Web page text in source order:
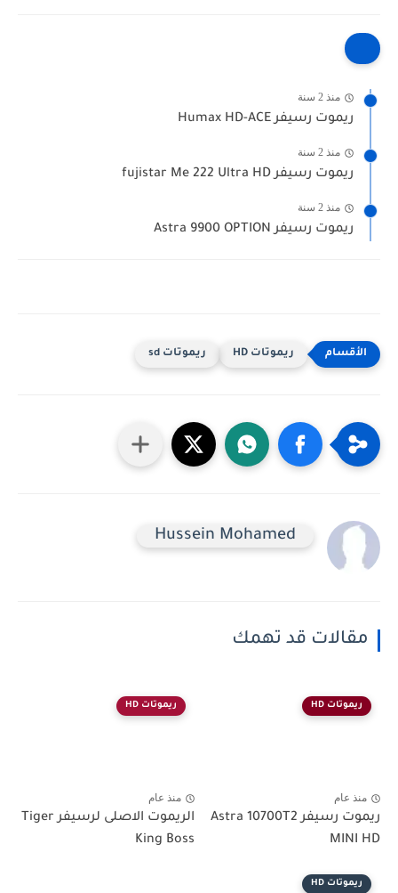
منذ 2 سنة
ريموت رسيفر Humax HD-ACE
منذ 2 سنة
ريموت رسيفر fujistar Me 222 Ultra HD
منذ 2 سنة
ريموت رسيفر Astra 9900 OPTION
ريموتات HD ريموتات sd
Hussein Mohamed
مقالات قد تهمك
ريموتات HD
منذ عام
ريموت رسيفر Astra 10700T2
MINI HD
ريموتات HD
منذ عام
الريموت الاصلى لرسيفر Tiger
King Boss
ريموتات HD